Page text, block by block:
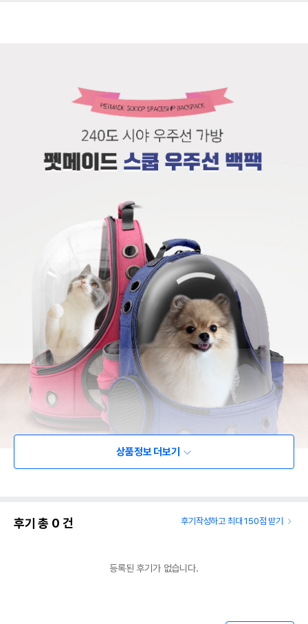
상품정보 더보기
후기 총 0 건 후기작성하고 최대 150점 받기
등록된 후기가 없습니다.